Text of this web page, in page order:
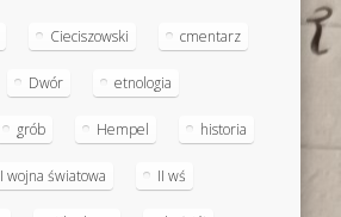
Cieciszowski cmentarz
Dwór etnologia
grób Hempel historia
wojna światowa II wś